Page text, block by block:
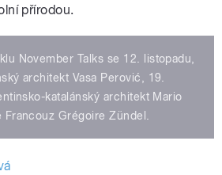
přírodou.
November Talks se 12. listopadu,
architekt Vasa Perović, 19.
katalánský architekt Mario
Grégoire Zündel.